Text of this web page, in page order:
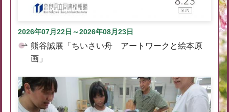
2026年07月22日～2026年08月23日
熊谷誠展「ちいさい舟 アートワークと絵本原
画」